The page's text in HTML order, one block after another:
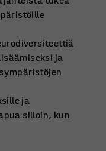
ja
ja
silloin, kun